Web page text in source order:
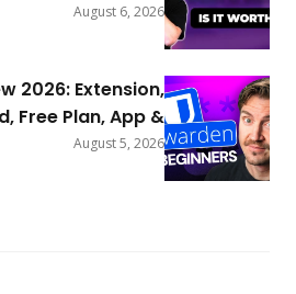
August 6, 2026
2026: Extension,
Free Plan, App &
FAQs
August 5, 2026